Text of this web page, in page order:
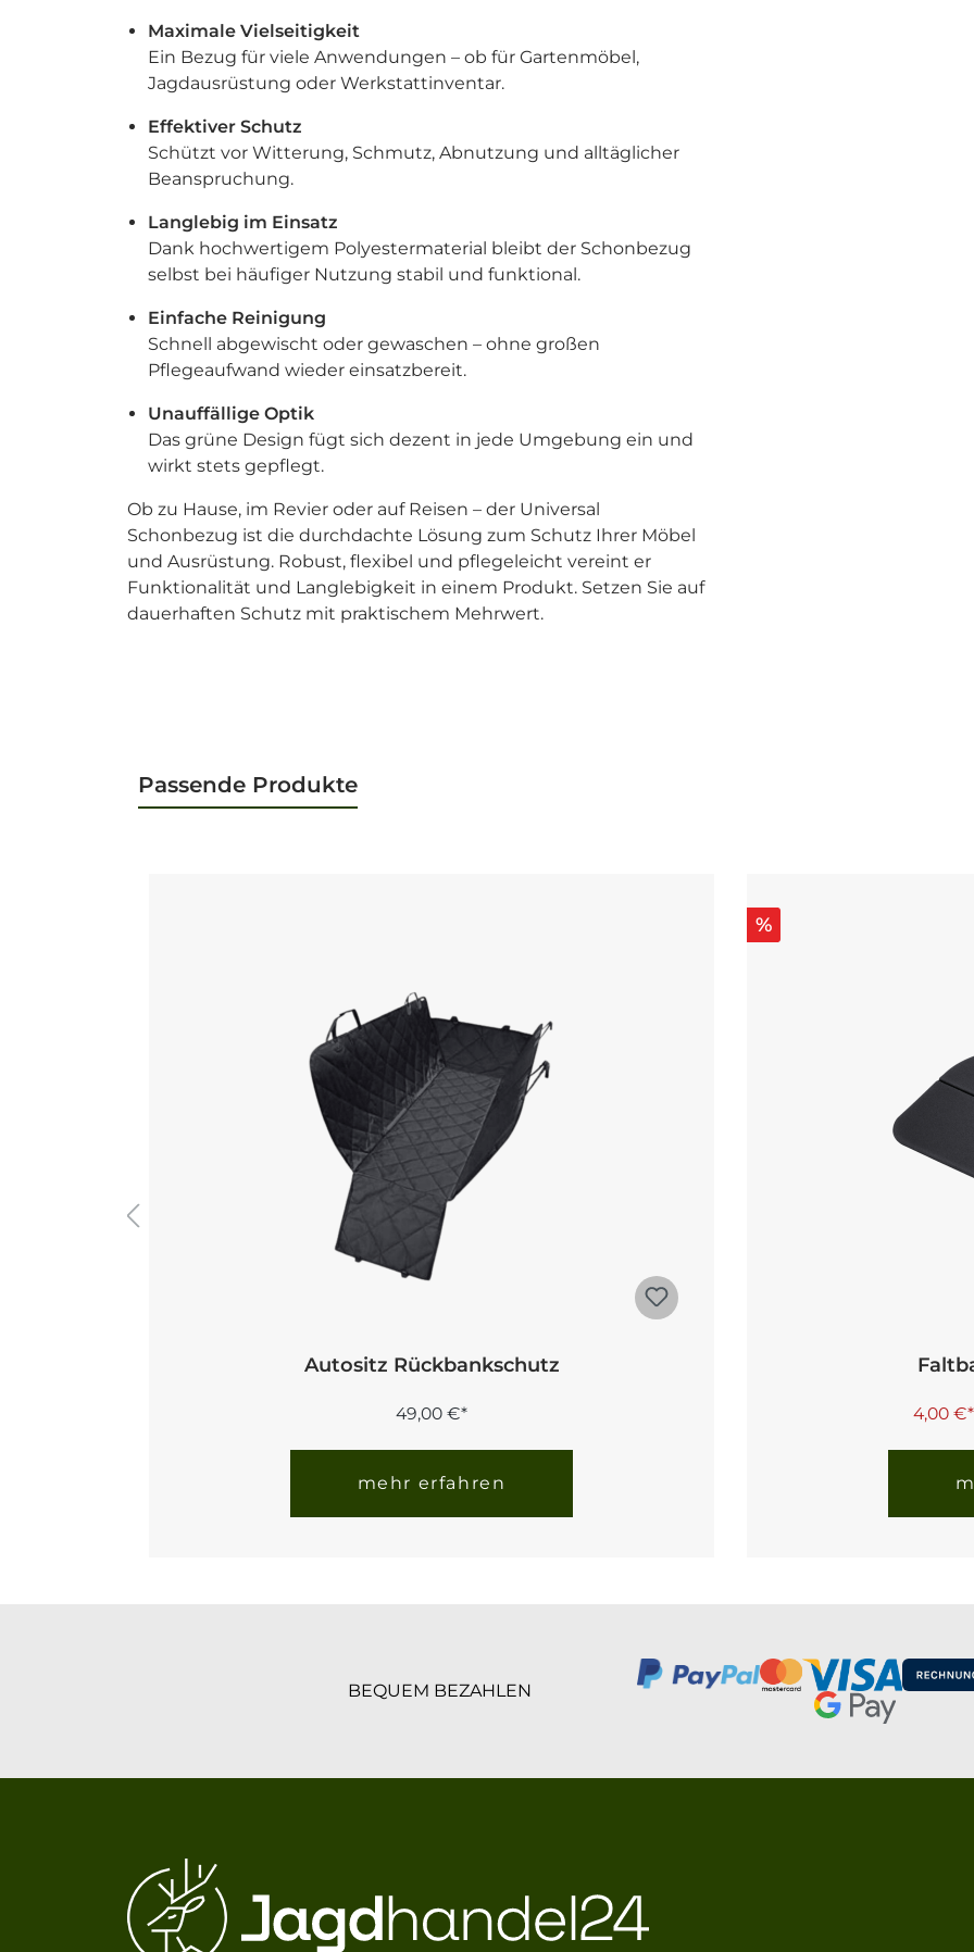
Maximale Vielseitigkeit
Ein Bezug für viele Anwendungen – ob für Gartenmöbel,
Jagdausrüstung oder Werkstattinventar.
Effektiver Schutz
Schützt vor Witterung, Schmutz, Abnutzung und alltäglicher
Beanspruchung.
Langlebig im Einsatz
Dank hochwertigem Polyestermaterial bleibt der Schonbezug
selbst bei häufiger Nutzung stabil und funktional.
Einfache Reinigung
Schnell abgewischt oder gewaschen – ohne großen
Pflegeaufwand wieder einsatzbereit.
Unauffällige Optik
Das grüne Design fügt sich dezent in jede Umgebung ein und
wirkt stets gepflegt.
Ob zu Hause, im Revier oder auf Reisen – der Universal
Schonbezug ist die durchdachte Lösung zum Schutz Ihrer Möbel
und Ausrüstung. Robust, flexibel und pflegeleicht vereint er
Funktionalität und Langlebigkeit in einem Produkt. Setzen Sie auf
dauerhaften Schutz mit praktischem Mehrwert.
Passende Produkte
Autositz Rückbankschutz
49,00 €*
mehr erfahren
%
4,00 €*
BEQUEM BEZAHLEN